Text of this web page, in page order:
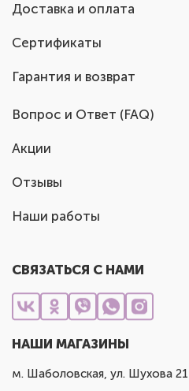
Доставка и оплата
Сертификаты
Гарантия и возврат
Вопрос и Ответ (FAQ)
Акции
Отзывы
Наши работы
СВЯЗАТЬСЯ С НАМИ
НАШИ МАГАЗИНЫ
м. Шаболовская, ул. Шухова 21